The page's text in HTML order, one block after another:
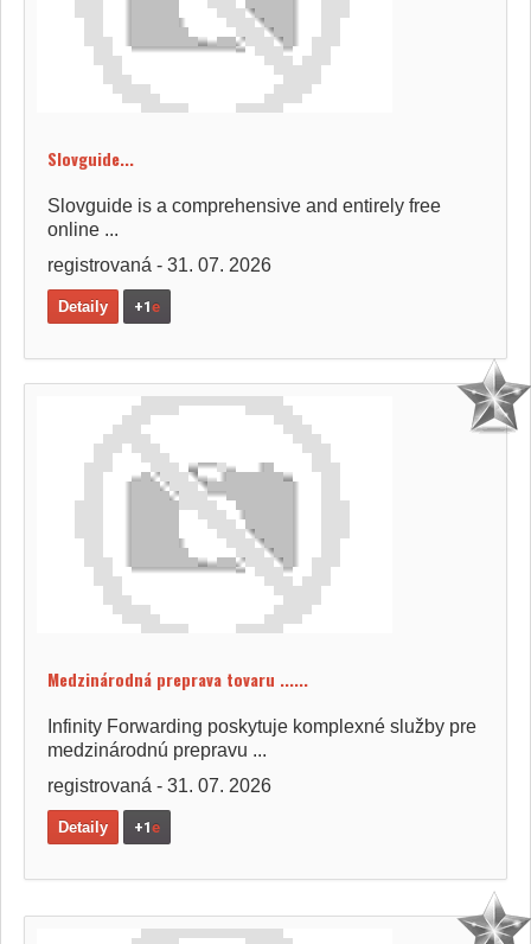
Slovguide...
Slovguide is a comprehensive and entirely free
online ...
registrovaná - 31. 07. 2026
Detaily +1e
Medzinárodná preprava tovaru ......
Infinity Forwarding poskytuje komplexné služby pre
medzinárodnú prepravu ...
registrovaná - 31. 07. 2026
Detaily +1e